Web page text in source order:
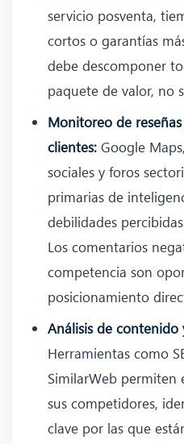
servicio posventa,
cortos o garantías
debe descomponer
paquete de valor, no
Monitoreo de
clientes: Google
sociales y foros
primarias de
debilidades
Los comentarios
competencia son
posicionamiento
Análisis de contenido
Herramientas como
SimilarWeb permiten
sus competidores,
clave por las que